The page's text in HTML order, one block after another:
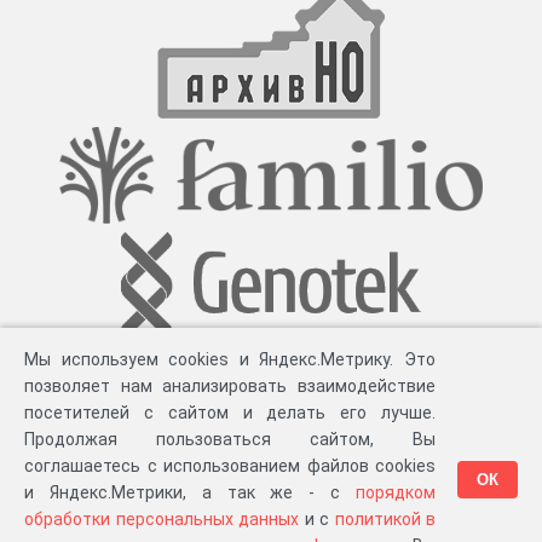
Разработка компании «Великіе предки», 2023-2026 гг. Блог.Суть проекта
Мы используем cookies и Яндекс.Метрику. Это
позволяет нам анализировать взаимодействие
посетителей с сайтом и делать его лучше.
Продолжая пользоваться сайтом, Вы
соглашаетесь с использованием файлов cookies
и Яндекс.Метрики, а так же - с порядком
обработки персональных данных и с политикой в
ОК